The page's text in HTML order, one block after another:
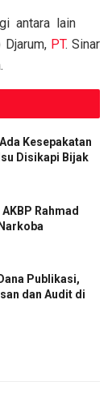
antara lain
Djarum, PT. Sinar
Kesepakatan
Disikapi Bijak
Rahmad
Publikasi,
dan Audit di